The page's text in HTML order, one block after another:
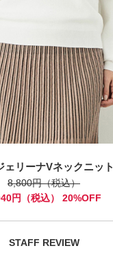
ェリーナVネックニット
8,800円（税込）
円（税込） 20%OFF
STAFF REVIEW